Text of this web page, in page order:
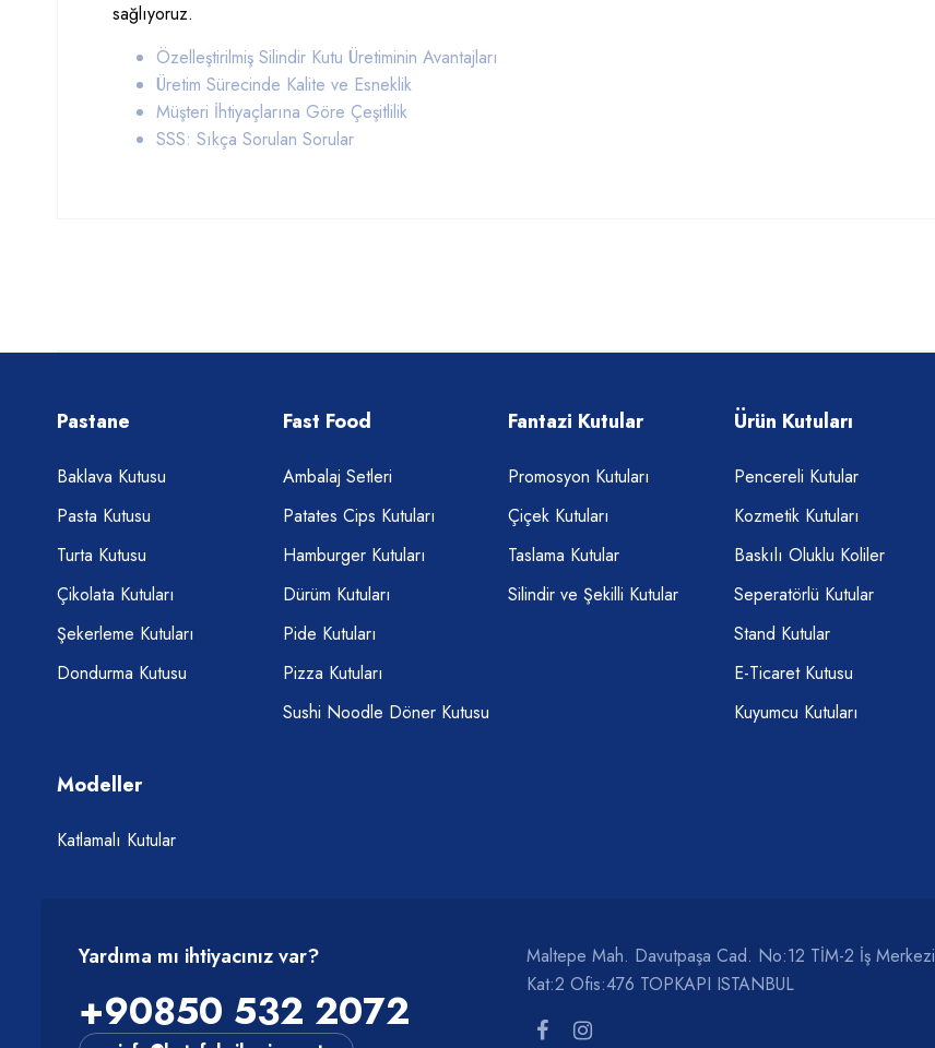
sağlıyoruz.
Özelleştirilmiş Silindir Kutu Üretiminin Avantajları
Üretim Sürecinde Kalite ve Esneklik
Müşteri İhtiyaçlarına Göre Çeşitlilik
SSS: Sıkça Sorulan Sorular
Pastane
Baklava Kutusu
Pasta Kutusu
Turta Kutusu
Çikolata Kutuları
Şekerleme Kutuları
Dondurma Kutusu
Fast Food
Ambalaj Setleri
Patates Cips Kutuları
Hamburger Kutuları
Dürüm Kutuları
Pide Kutuları
Pizza Kutuları
Sushi Noodle Döner Kutusu
Fantazi Kutular
Promosyon Kutuları
Çiçek Kutuları
Taslama Kutular
Silindir ve Şekilli Kutular
Ürün Kutuları
Pencereli Kutular
Kozmetik Kutuları
Baskılı Oluklu Koliler
Seperatörlü Kutular
Stand Kutular
E-Ticaret Kutusu
Kuyumcu Kutuları
Modeller
Katlamalı Kutular
Yardıma mı ihtiyacınız var?
+90850 532 2072
Maltepe Mah. Davutpaşa Cad. No:12 TİM-2 İş Merkezi
Kat:2 Ofis:476 TOPKAPI ISTANBUL